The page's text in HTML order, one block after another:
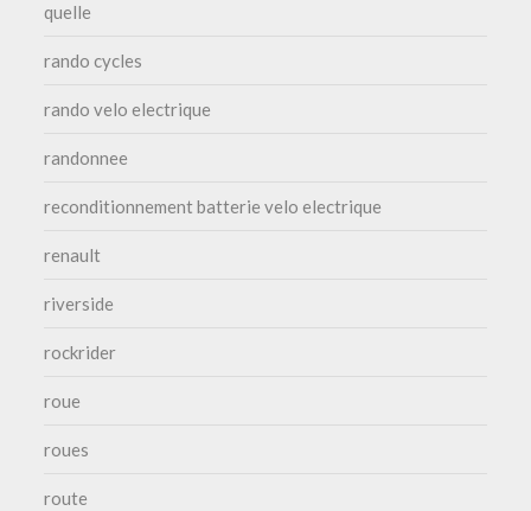
quelle
rando cycles
rando velo electrique
randonnee
reconditionnement batterie velo electrique
renault
riverside
rockrider
roue
roues
route